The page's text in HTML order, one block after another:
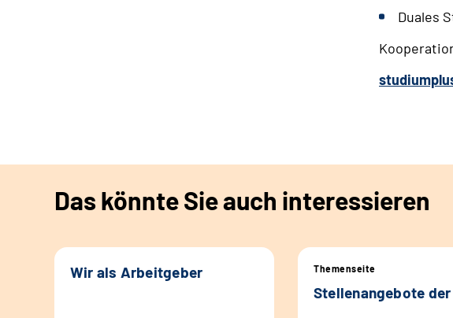
Duales
Das könnte Sie auch interessieren
Wir als Arbeitgeber Themenseite
Stellenangebote